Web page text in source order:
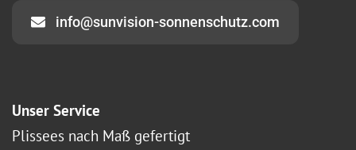
info@sunvision-sonnenschutz.com
Unser Service
Plissees nach Maß gefertigt